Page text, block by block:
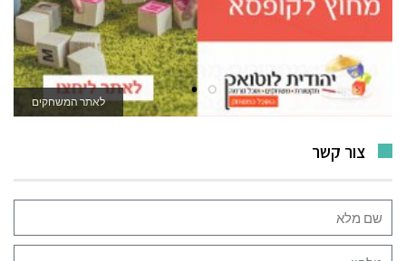
לאתר המשחקים
צור קשר